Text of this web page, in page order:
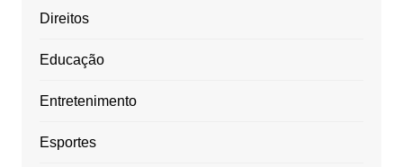
Direitos
Educação
Entretenimento
Esportes